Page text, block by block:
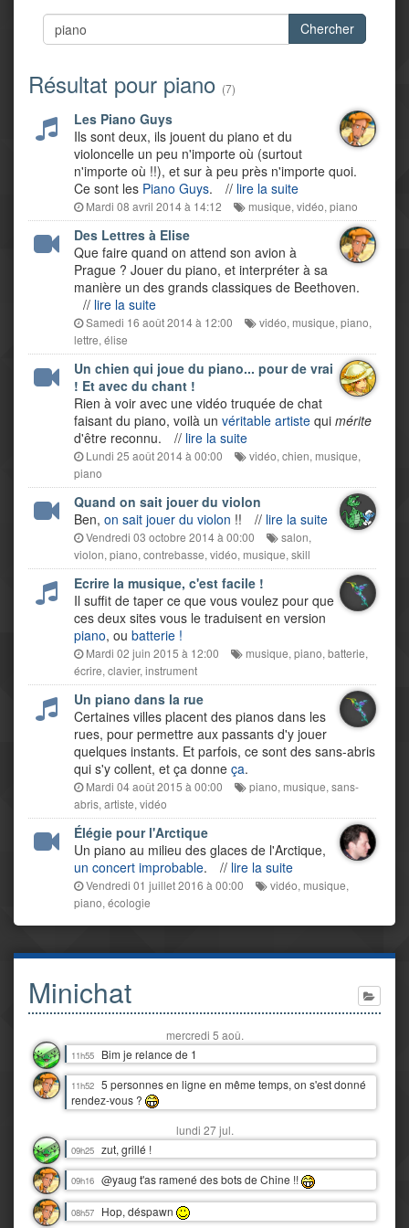
Chercher
Résultat pour piano (7)
Les Piano Guys
Ils sont deux, ils jouent du piano et du
violoncelle un peu n'importe où (surtout
n'importe où !!), et sur à peu près n'importe quoi.
Ce sont les Piano Guys. // lire la suite
Mardi 08 avril 2014 à 14:12 musique, vidéo, piano
Des Lettres à Elise
Que faire quand on attend son avion à
Prague ? Jouer du piano, et interpréter à sa
manière un des grands classiques de Beethoven.
// lire la suite
Samedi 16 août 2014 à 12:00 vidéo, musique, piano,
lettre, élise
Un chien qui joue du piano... pour de vrai
! Et avec du chant !
Rien à voir avec une vidéo truquée de chat
faisant du piano, voilà un véritable artiste qui mérite
d'être reconnu.
// lire la suite
Lundi 25 août 2014 à 00:00 vidéo, chien, musique,
piano
Quand on sait jouer du violon
Ben, on sait jouer du violon !! // lire la suite
Vendredi 03 octobre 2014 à 00:00 salon,
violon, piano, contrebasse, vidéo, musique, skill
Ecrire la musique, c'est facile !
Il suffit de taper ce que vous voulez pour que
ces deux sites vous le traduisent en version
piano, ou batterie !
Mardi 02 juin 2015 à 12:00 musique, piano, batterie,
écrire, clavier, instrument
Un piano dans la rue
Certaines villes placent des pianos dans les
rues, pour permettre aux passants d'y jouer
quelques instants. Et parfois, ce sont des sans-abris
qui s'y collent, et ça donne ça.
Mardi 04 août 2015 à 00:00 piano, musique, sans-
abris, artiste, vidéo
Élégie pour l'Arctique
Un piano au milieu des glaces de l'Arctique,
un concert improbable. // lire la suite
Vendredi 01 juillet 2016 à 00:00 vidéo, musique,
piano, écologie
Minichat
mercredi 5 aoû.
11h55 Bim je relance de 1
11h52 5 personnes en ligne en même temps, on s'est donné
rendez-vous ?
lundi 27 jul.
09h25 zut, grillé !
09h16 @yaug t'as ramené des bots de Chine !!
08h57 Hop, déspawn